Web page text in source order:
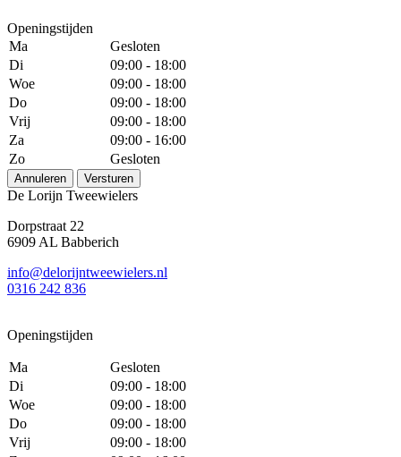
Openingstijden
Ma
Gesloten
Di
09:00 - 18:00
Woe
09:00 - 18:00
Do
09:00 - 18:00
Vrij
09:00 - 18:00
Za
09:00 - 16:00
Zo
Gesloten
Annuleren Versturen
De Lorijn Tweewielers
Dorpstraat 22
6909 AL Babberich
info@delorijntweewielers.nl
0316 242 836
Openingstijden
Ma
Gesloten
Di
09:00 - 18:00
Woe
09:00 - 18:00
Do
09:00 - 18:00
Vrij
09:00 - 18:00